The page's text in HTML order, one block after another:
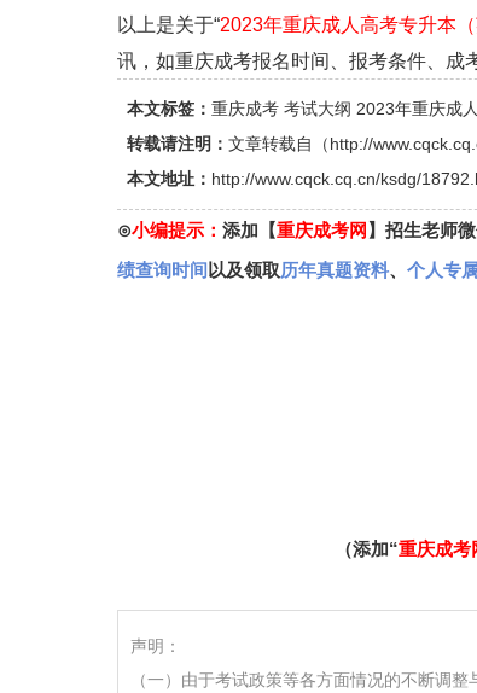
以上是关于“2023年重庆成人高考专升本
讯，如重庆成考报名时间、报考条件、成
本文标签： 重庆成考 考试大纲 2023年重庆成
转载请注明： 文章转载自（http://
本文地址： http://www.cqck.cq.cn/ksdg/
⊙小编提示： 添加【重庆成考网 】招生老师
绩查询时间 以及领取历年真题资料、 个人专
（添加“重庆成考
声明：
（一）由于考试政策等各方面情况的不断调